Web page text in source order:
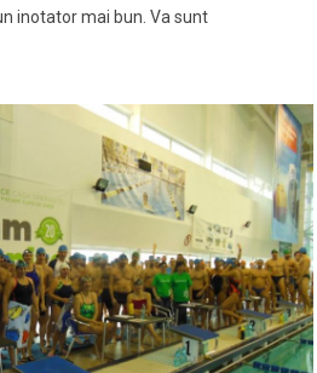
inotator mai bun. Va sunt